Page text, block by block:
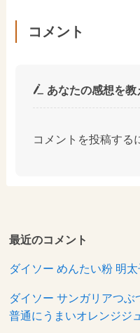
コメント
あなたの感想を教
コメントを投稿する
最近のコメント
ダイソー めんたい粉 明
ダイソー サンガリアつぶ
普通にうまいオレンジジ